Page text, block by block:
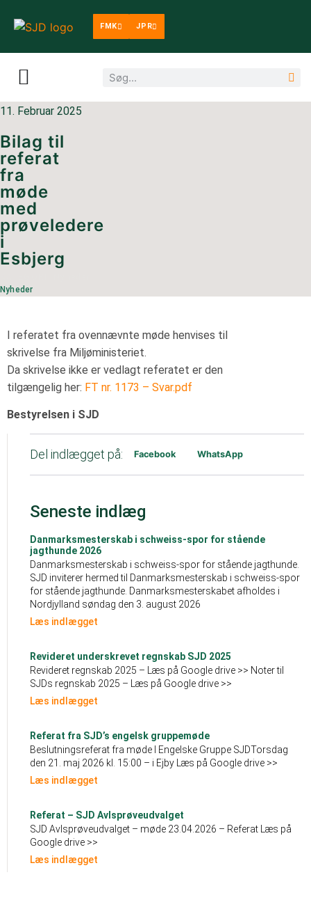
FMK JPR
11. Februar 2025
Bilag til
referat
fra
møde
med
prøveledere
i
Esbjerg
Nyheder
Del indlægget på: Facebook WhatsApp
Seneste indlæg
Danmarksmesterskab i schweiss-spor for stående
jagthunde 2026
Danmarksmesterskab i schweiss-spor for stående jagthunde.
SJD inviterer hermed til Danmarksmesterskab i schweiss-spor
for stående jagthunde. Danmarksmesterskabet afholdes i
Nordjylland søndag den 3. august 2026
Læs indlægget
Revideret underskrevet regnskab SJD 2025
Revideret regnskab 2025 – Læs på Google drive >> Noter til
SJDs regnskab 2025 – Læs på Google drive >>
Læs indlægget
Referat fra SJD’s engelsk gruppemøde
Beslutningsreferat fra møde I Engelske Gruppe SJDTorsdag
den 21. maj 2026 kl. 15:00 – i Ejby Læs på Google drive >>
Læs indlægget
Referat – SJD Avlsprøveudvalget
SJD Avlsprøveudvalget – møde 23.04.2026 – Referat Læs på
Google drive >>
Læs indlægget
I referatet fra ovennævnte møde henvises til
skrivelse fra Miljøministeriet.
Da skrivelse ikke er vedlagt referatet er den
tilgængelig her: FT nr. 1173 – Svar.pdf
Bestyrelsen i SJD